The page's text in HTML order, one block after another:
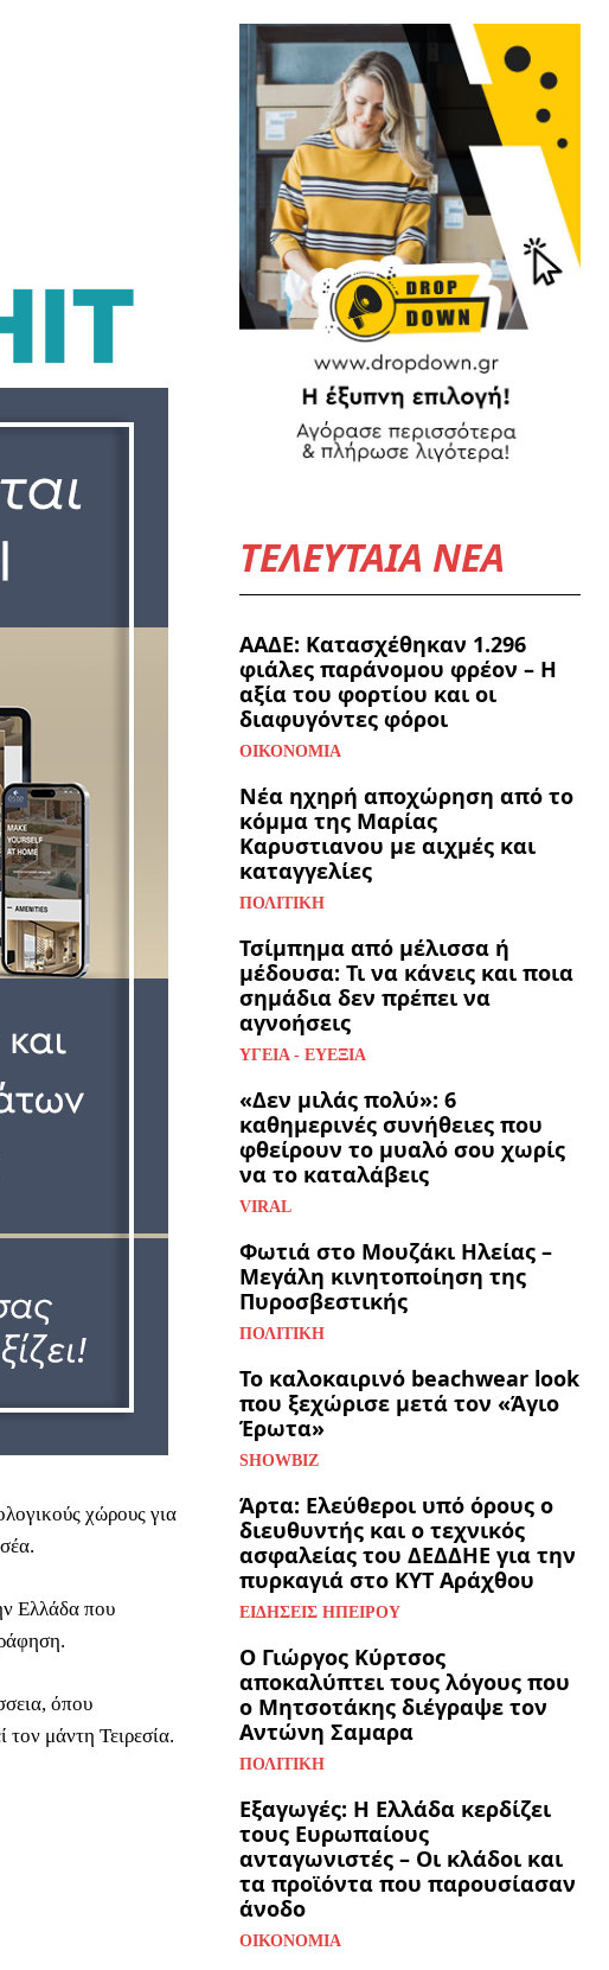
χώρους για
Ελλάδα που
όπου
μάντη Τειρεσία.
ΤΕΛΕΥΤΑΙΑ ΝΕΑ
ΑΑΔΕ: Κατασχέθηκαν 1.296
φιάλες παράνομου φρέον – Η
αξία του φορτίου και οι
διαφυγόντες φόροι
ΟΙΚΟΝΟΜΊΑ
Νέα ηχηρή αποχώρηση από το
κόμμα της Μαρίας
Καρυστιανου με αιχμές και
καταγγελίες
ΠΟΛΙΤΙΚΉ
Τσίμπημα από μέλισσα ή
μέδουσα: Τι να κάνεις και ποια
σημάδια δεν πρέπει να
αγνοήσεις
ΥΓΕΊΑ - ΕΥΕΞΊΑ
«Δεν μιλάς πολύ»: 6
καθημερινές συνήθειες που
φθείρουν το μυαλό σου χωρίς
να το καταλάβεις
VIRAL
Φωτιά στο Μουζάκι Ηλείας –
Μεγάλη κινητοποίηση της
Πυροσβεστικής
ΠΟΛΙΤΙΚΉ
Το καλοκαιρινό beachwear look
που ξεχώρισε μετά τον «Άγιο
Έρωτα»
SHOWBIZ
Άρτα: Ελεύθεροι υπό όρους ο
διευθυντής και ο τεχνικός
ασφαλείας του ΔΕΔΔΗΕ για την
πυρκαγιά στο ΚΥΤ Αράχθου
ΕΙΔΉΣΕΙΣ ΗΠΕΊΡΟΥ
Ο Γιώργος Κύρτσος
αποκαλύπτει τους λόγους που
ο Μητσοτάκης διέγραψε τον
Αντώνη Σαμαρα
ΠΟΛΙΤΙΚΉ
Εξαγωγές: Η Ελλάδα κερδίζει
τους Ευρωπαίους
ανταγωνιστές – Οι κλάδοι και
τα προϊόντα που παρουσίασαν
άνοδο
ΟΙΚΟΝΟΜΊΑ